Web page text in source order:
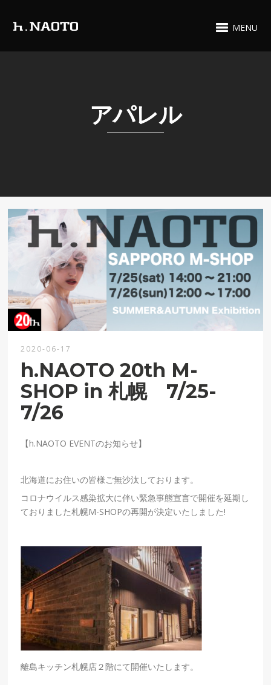
MENU
アパレル
2020-06-17
h.NAOTO 20th M-
SHOP in 札幌 7/25-
7/26
【h.NAOTO EVENTのお知らせ】
北海道にお住いの皆様ご無沙汰しております。
コロナウイルス感染拡大に伴い緊急事態宣言で開催を延期し
ておりました札幌M-SHOPの再開が決定いたしました!
離島キッチン札幌店２階にて開催いたします。